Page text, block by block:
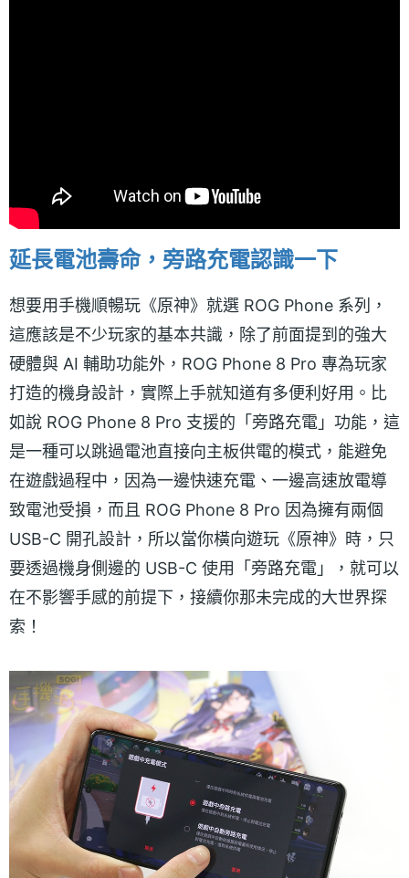
延長電池壽命，旁路充電認識一下
想要用手機順暢玩《原神》就選 ROG Phone 系列，
這應該是不少玩家的基本共識，除了前面提到的強大
硬體與 AI 輔助功能外，ROG Phone 8 Pro 專為玩家
打造的機身設計，實際上手就知道有多便利好用。比
如說 ROG Phone 8 Pro 支援的「旁路充電」功能，這
是一種可以跳過電池直接向主板供電的模式，能避免
在遊戲過程中，因為一邊快速充電、一邊高速放電導
致電池受損，而且 ROG Phone 8 Pro 因為擁有兩個
USB-C 開孔設計，所以當你橫向遊玩《原神》時，只
要透過機身側邊的 USB-C 使用「旁路充電」，就可以
在不影響手感的前提下，接續你那未完成的大世界探
索！